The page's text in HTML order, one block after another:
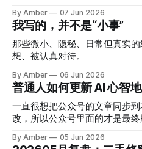
把小事、杂事做好，也非常厉害。 正巧和菜头发了一篇
火轮观工作》，我太喜欢这篇文章了： 工作就像
中的火轮。火轮看起来是一个
手中控制着的那一瞬间。 火轮只是看起来如此，并不真实存
在。 4. 人生第一次愿意主动拥
人如何更新 AI 心智地图》。 但 AI 提效之后， 也存在做了更
多，却没有更多收获的情况，这
很大提升空间。《AI 提效之后，别
验微信 skill 时，
有时间停下来思考。 为什么 AI 提高了效率，工作状态却没有
改变呢？ 有人会说，那可能是因为大家的工作效率都提升
了，所以快也没用。 但我观察到，有些人 AI 用的非常熟练，
工作效率比别人高很多，但依旧
在“执行效率”。其实很多时候，
外，还有很多事要处理。 会不会派活，是 AI 时代非常重要的
能力。 我们不是 AI 的文件传输助手，不是把活直接透传给
AI，然后等它生成结果就可以
活？
By Amber 07 Jun 2026
我写的，并不是“小事”
那些微小、隐秘、日常但真实
想、被认真对待。
By Amber 06 Jun 2026
普通人如何更新 AI 心智
一直很想把公众号的文章同步
改，所以公众号里面的才是最终版。 但总觉得很麻烦
题，于是就去找他来问。 Neo 先是给了我一个别人推荐的软
By Amber 05 Jun 2026